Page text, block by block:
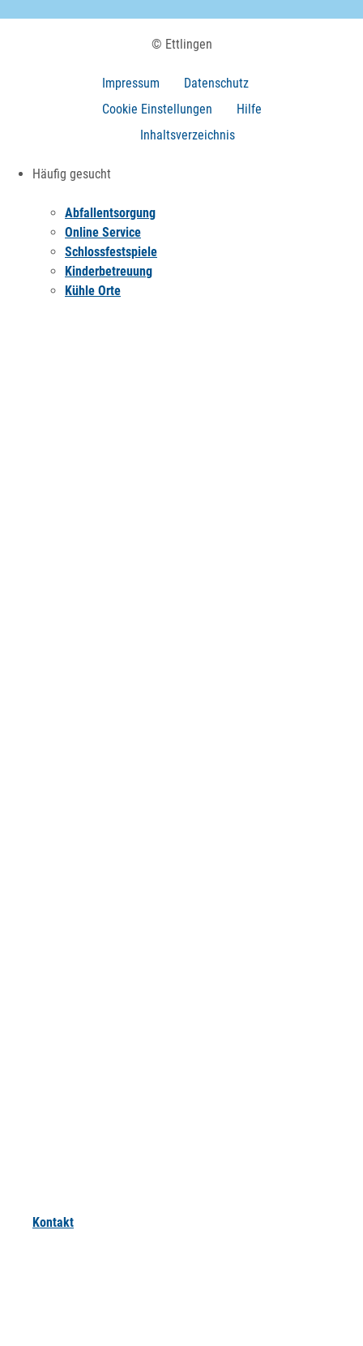
© Ettlingen
Impressum
Datenschutz
Cookie Einstellungen
Hilfe
Inhaltsverzeichnis
Häufig gesucht
Abfallentsorgung
Online Service
Schlossfestspiele
Kinderbetreuung
Kühle Orte
Kontakt